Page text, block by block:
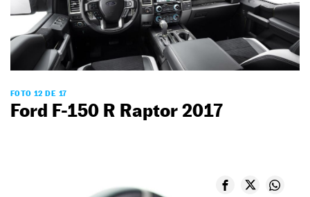
FOTO 12 DE 17
Ford F-150 R Raptor 2017